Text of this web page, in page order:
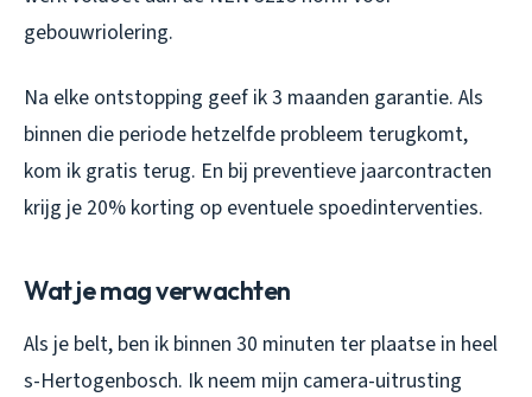
gebouwriolering.
Na elke ontstopping geef ik 3 maanden garantie. Als
binnen die periode hetzelfde probleem terugkomt,
kom ik gratis terug. En bij preventieve jaarcontracten
krijg je 20% korting op eventuele spoedinterventies.
Wat je mag verwachten
Als je belt, ben ik binnen 30 minuten ter plaatse in heel
s-Hertogenbosch. Ik neem mijn camera-uitrusting